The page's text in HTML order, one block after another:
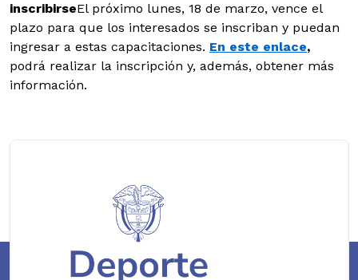
inscribirseEl próximo lunes, 18 de marzo, vence el
plazo para que los interesados se inscriban y puedan
ingresar a estas capacitaciones. En este enlace,
podrá realizar la inscripción y, además, obtener más
información.